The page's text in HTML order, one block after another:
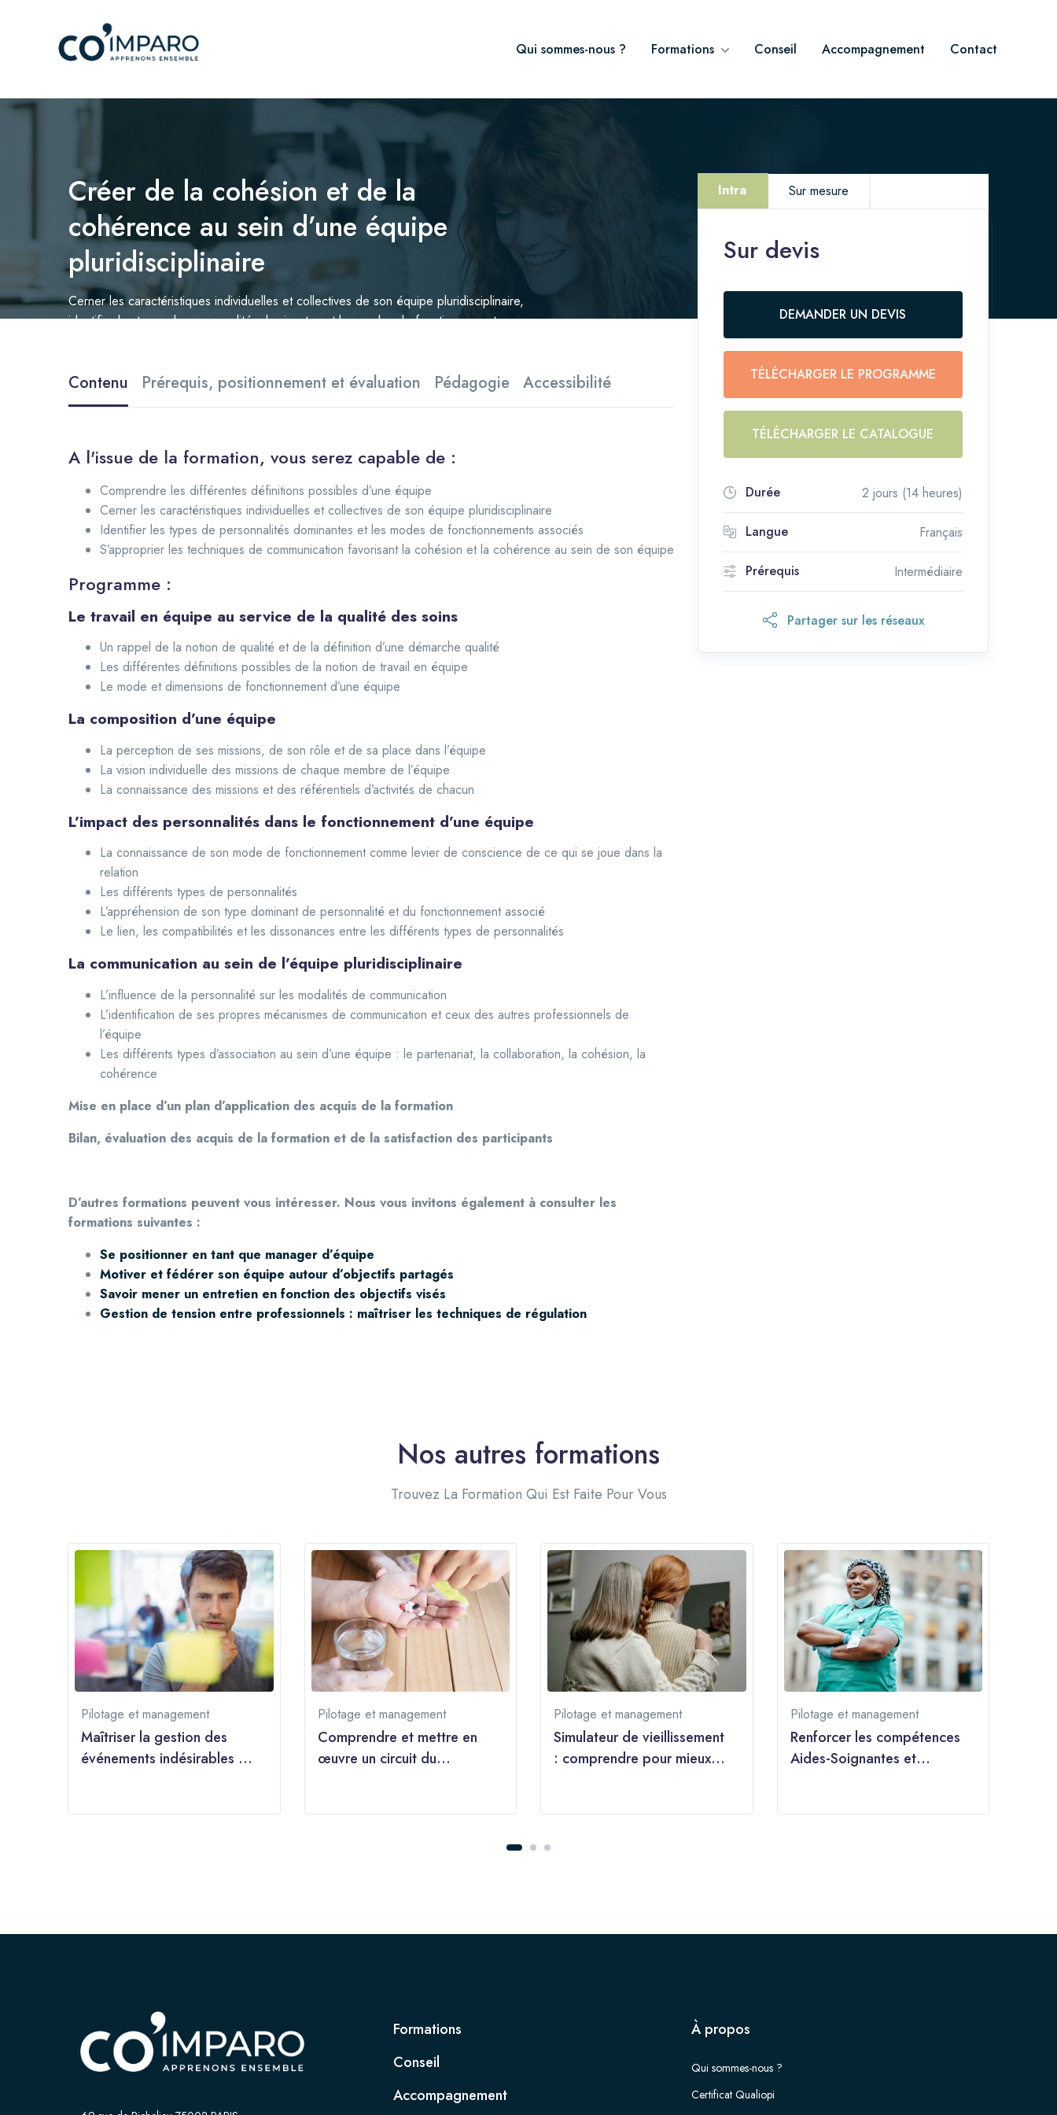
Qui sommes-nous ? Formations Conseil Accompagnement Contact
Créer de la cohésion et de la
cohérence au sein d’une équipe
pluridisciplinaire
Cerner les caractéristiques individuelles et collectives de son équipe pluridisciplinaire,
identifier les types de personnalités dominantes et les modes de fonctionnements
Contenu Prérequis, positionnement et évaluation Pédagogie Accessibilité
A l'issue de la formation, vous serez capable de :
Comprendre les différentes définitions possibles d’une équipe
Cerner les caractéristiques individuelles et collectives de son équipe pluridisciplinaire
Identifier les types de personnalités dominantes et les modes de fonctionnements associés
S’approprier les techniques de communication favorisant la cohésion et la cohérence au sein de son équipe
Programme :
Le travail en équipe au service de la qualité des soins
Un rappel de la notion de qualité et de la définition d’une démarche qualité
Les différentes définitions possibles de la notion de travail en équipe
Le mode et dimensions de fonctionnement d’une équipe
La composition d’une équipe
La perception de ses missions, de son rôle et de sa place dans l’équipe
La vision individuelle des missions de chaque membre de l’équipe
La connaissance des missions et des référentiels d’activités de chacun
L’impact des personnalités dans le fonctionnement d’une équipe
La connaissance de son mode de fonctionnement comme levier de conscience de ce qui se joue dans la
relation
Les différents types de personnalités
L’appréhension de son type dominant de personnalité et du fonctionnement associé
Le lien, les compatibilités et les dissonances entre les différents types de personnalités
La communication au sein de l’équipe pluridisciplinaire
L’influence de la personnalité sur les modalités de communication
L’identification de ses propres mécanismes de communication et ceux des autres professionnels de
l’équipe
Les différents types d’association au sein d’une équipe : le partenariat, la collaboration, la cohésion, la
cohérence
Mise en place d’un plan d’application des acquis de la formation
Bilan, évaluation des acquis de la formation et de la satisfaction des participants
D’autres formations peuvent vous intéresser. Nous vous invitons également à consulter les
formations suivantes :
Se positionner en tant que manager d’équipe
Motiver et fédérer son équipe autour d’objectifs partagés
Savoir mener un entretien en fonction des objectifs visés
Gestion de tension entre professionnels : maîtriser les techniques de régulation
Intra
Sur devis
DEMANDER UN DEVIS
TÉLÉCHARGER LE PROGRAMME
TÉLÉCHARGER LE CATALOGUE
Durée 2 jours (14 heures)
Langue Français
Prérequis Intermédiaire
Partager sur les réseaux
Sur mesure
Vous êtes intéressé.e par cette thématique
mais avez un projet spécifique ?
NOUS CONTACTER
Nos autres formations
Trouvez La Formation Qui Est Faite Pour Vous
Pilotage et management
Maîtriser la gestion des
événements indésirables en
Pilotage et management
Comprendre et mettre en
œuvre un circuit du
Pilotage et management
Simulateur de vieillissement
: comprendre pour mieux
Pilotage et management
Renforcer les compétences
Aides-Soignantes et
Formations
Conseil
Accompagnement
À propos
Qui sommes-nous ?
Certificat Qualiopi